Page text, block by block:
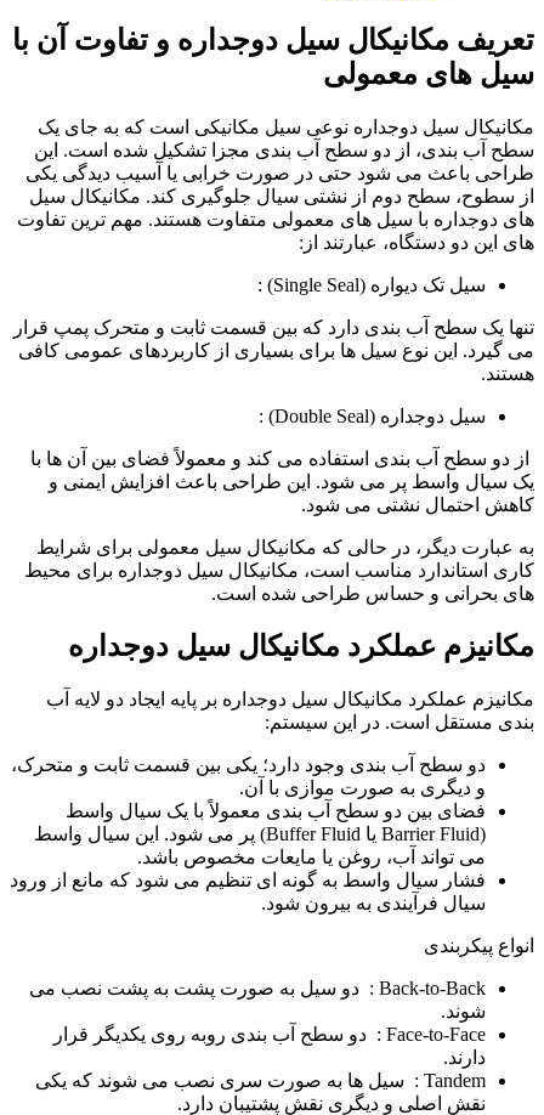
تعریف مکانیکال سیل دوجداره و تفاوت آن با
سیل های معمولی
مکانیکال سیل دوجداره نوعی سیل مکانیکی است که به جای یک
سطح آب بندی، از دو سطح آب بندی مجزا تشکیل شده است. این
طراحی باعث می شود حتی در صورت خرابی یا آسیب دیدگی یکی
از سطوح، سطح دوم از نشتی سیال جلوگیری کند. مکانیکال سیل
های دوجداره با سیل های معمولی متفاوت هستند. مهم ترین تفاوت
های این دو دستگاه، عبارتند از:
سیل تک دیواره (Single Seal) :
تنها یک سطح آب بندی دارد که بین قسمت ثابت و متحرک پمپ قرار
می گیرد. این نوع سیل ها برای بسیاری از کاربردهای عمومی کافی
هستند.
سیل دوجداره (Double Seal) :
از دو سطح آب بندی استفاده می کند و معمولاً فضای بین آن ها با
یک سیال واسط پر می شود. این طراحی باعث افزایش ایمنی و
کاهش احتمال نشتی می شود.
به عبارت دیگر، در حالی که مکانیکال سیل معمولی برای شرایط
کاری استاندارد مناسب است، مکانیکال سیل دوجداره برای محیط
های بحرانی و حساس طراحی شده است.
مکانیزم عملکرد مکانیکال سیل دوجداره
مکانیزم عملکرد مکانیکال سیل دوجداره بر پایه ایجاد دو لایه آب
بندی مستقل است. در این سیستم:
دو سطح آب بندی وجود دارد؛ یکی بین قسمت ثابت و متحرک،
و دیگری به صورت موازی با آن.
فضای بین دو سطح آب بندی معمولاً با یک سیال واسط
(Barrier Fluid یا Buffer Fluid) پر می شود. این سیال واسط
می تواند آب، روغن یا مایعات مخصوص باشد.
فشار سیال واسط به گونه ای تنظیم می شود که مانع از ورود
سیال فرآیندی به بیرون شود.
انواع پیکربندی
Back-to-Back : دو سیل به صورت پشت به پشت نصب می
شوند.
Face-to-Face : دو سطح آب بندی روبه روی یکدیگر قرار
دارند.
Tandem : سیل ها به صورت سری نصب می شوند که یکی
نقش اصلی و دیگری نقش پشتیبان دارد.